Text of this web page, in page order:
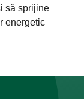
să sprijine
energetic